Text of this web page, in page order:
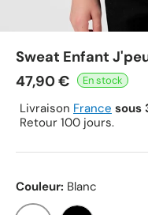
Sweat Enfant
47,90 €
Livraison France sous
Retour 100 jours.
Couleur: Blanc